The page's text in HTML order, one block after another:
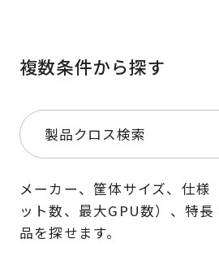
複数条件から探す
製品クロス検索
メーカー、筐体サイズ、仕様
ット数、最大GPU数）、特
品を探せます。